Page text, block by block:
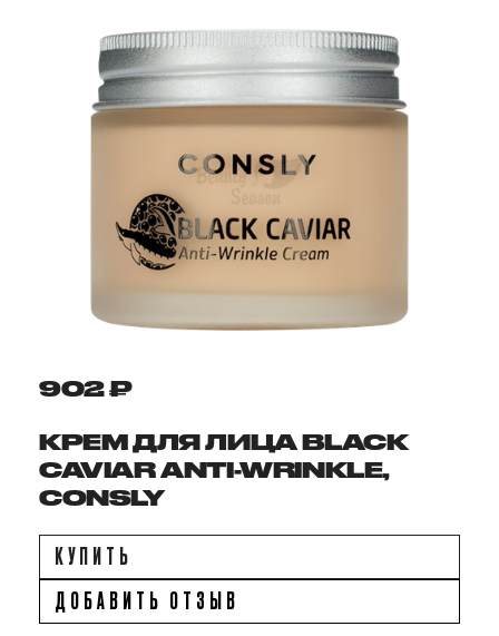
902 ₽
КРЕМ ДЛЯ ЛИЦА BLACK
CAVIAR ANTI-WRINKLE,
CONSLY
КУПИТЬ
ДОБАВИТЬ ОТЗЫВ